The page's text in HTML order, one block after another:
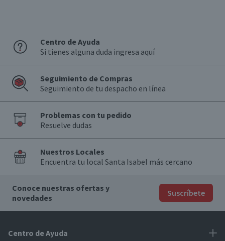
Centro de Ayuda
Si tienes alguna duda ingresa aquí
Seguimiento de Compras
Seguimiento de tu despacho en línea
Problemas con tu pedido
Resuelve dudas
Nuestros Locales
Encuentra tu local Santa Isabel más cercano
Conoce nuestras ofertas y
novedades
Suscríbete
Centro de Ayuda